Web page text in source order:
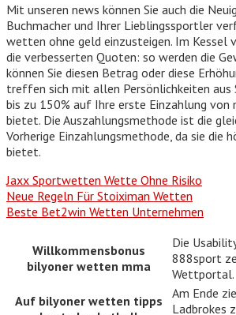
Mit unseren news können Sie auch die
Buchmacher und Ihrer Lieblingssportler
wetten ohne geld einzusteigen. Im Kessel
die verbesserten Quoten: so werden die
können Sie diesen Betrag oder diese
treffen sich mit allen Persönlichkeiten aus
bis zu 150% auf Ihre erste Einzahlung von
bietet. Die Auszahlungsmethode ist die
Vorherige Einzahlungsmethode, da sie die
bietet.
Jaxx Sportwetten Wette Ohne Risiko
Neue Regeln Für Stoiximan Wetten
Beste Bet2win Wetten Unternehmen
Willkommensbonus
bilyoner wetten mma
Die
888sport
Wettportal.
Auf bilyoner wetten tipps
Am Ende
Ladbrokes